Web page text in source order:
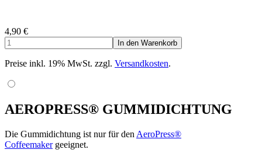
4,90 €
Preise inkl. 19% MwSt. zzgl. Versandkosten.
AEROPRESS® GUMMIDICHTUNG
Die Gummidichtung ist nur für den AeroPress®
Coffeemakergeeignet.